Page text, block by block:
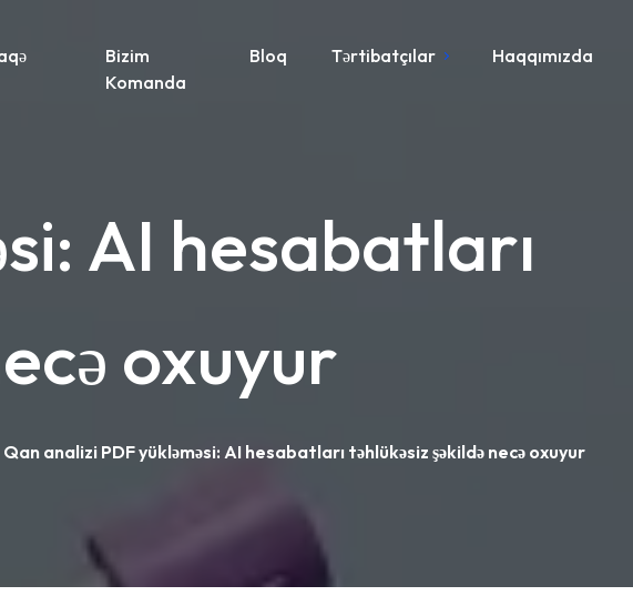
Bizim
Komanda
Bloq Tərtibatçılar Haqqımızda
AI hesabatları
oxuyur
Qan analizi PDF yükləməsi: AI hesabatları təhlükəsiz şəkildə necə oxuyur